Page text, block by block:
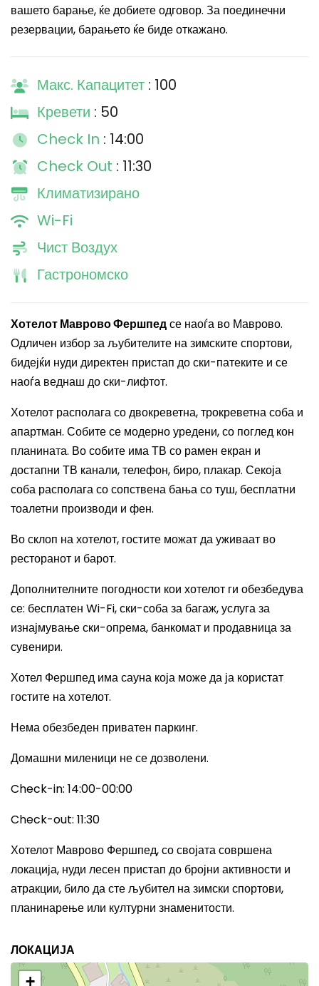
вашето барање, ќе добиете одговор. За поединечни
резервации, барањето ќе биде откажано.
Макс. Капацитет : 100
Кревети : 50
Check In : 14:00
Check Out : 11:30
Климатизирано
Wi-Fi
Чист Воздух
Гастрономско
Хотелот Маврово Фершпедсе наоѓа во Маврово.
Одличен избор за љубителите на зимските спортови,
бидејќи нуди директен пристап до ски-патеките и се
наоѓа веднаш до ски-лифтот.
Хотелот располага со двокреветна, трокреветна соба и
апартман. Собите се модерно уредени, со поглед кон
планината. Во собите има ТВ со рамен екран и
достапни ТВ канали, телефон, биро, плакар. Секоја
соба располага со сопствена бања со туш, бесплатни
тоалетни производи и фен.
Во склоп на хотелот, гостите можат да уживаат во
ресторанот и барот.
Дополнителните погодности кои хотелот ги обезбедува
се: бесплатен Wi-Fi, ски-соба за багаж, услуга за
изнајмување ски-опрема, банкомат и продавница за
сувенири.
Хотел Фершпед има сауна која може да ја користат
гостите на хотелот.
Нема обезбеден приватен паркинг.
Домашни миленици не се дозволени.
Check-in: 14:00-00:00
Check-out: 11:30
Хотелот Маврово Фершпед, со својата совршена
локација, нуди лесен пристап до бројни активности и
атракции, било да сте љубител на зимски спортови,
планинарење или културни знаменитости.
ЛОКАЦИЈА
+